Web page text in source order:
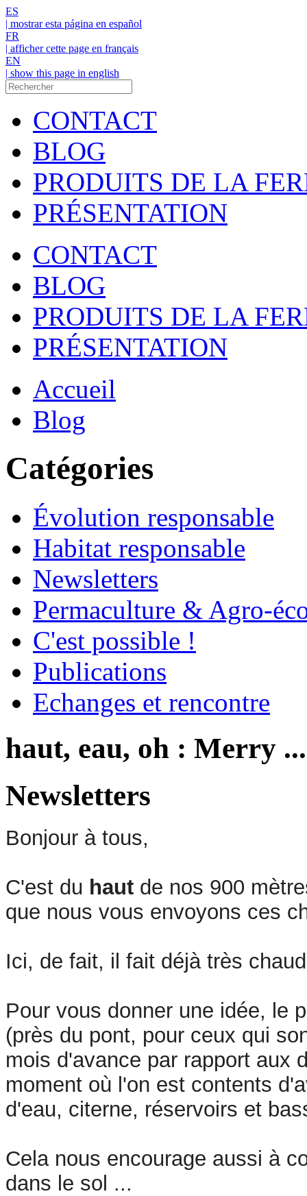
ES
| mostrar esta página en español
FR
| afficher cette page en français
EN
| show this page in english
CONTACT
BLOG
PRODUITS DE LA
PRÉSENTATION
CONTACT
BLOG
PRODUITS DE LA
PRÉSENTATION
Accueil
Blog
Catégories
Évolution responsable
Habitat responsable
Newsletters
Permaculture & Agro-
C'est possible !
Publications
Echanges et rencontre
haut, eau, oh : Merry
Newsletters
Bonjour à tous,
C'est du haut de nos 900
que nous vous envoyons ces
Ici, de fait, il fait déjà très
Pour vous donner une idée, le
(près du pont, pour ceux qui
mois d'avance par rapport aux
moment où l'on est contents
d'eau, citerne, réservoirs et
Cela nous encourage aussi à
dans le sol ...